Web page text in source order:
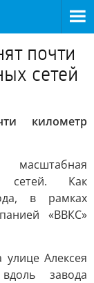
почти
сетей
километр
сетей. Как
в рамках
«ВВКС»
улице Алексея
завода